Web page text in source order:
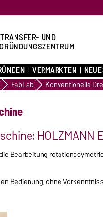
TRANSFER- UND
GRÜNDUNGSZENTRUM
VERMARKTEN
FabLab Konventionelle
HOLZMANN
die Bearbeitung
Bedienung, ohne